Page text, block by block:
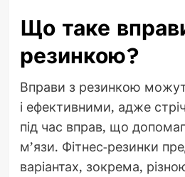
Що таке
резинкою?
Вправи з резинкою
і ефективними, адже
під час вправ, що
м’язи. Фітнес-резинки
варіантах, зокрема,